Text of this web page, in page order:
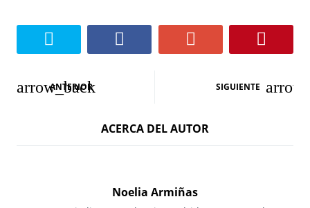
N
ANTERIOR SIGUIENTE
ACERCA DEL AUTOR
Noelia Armiñas